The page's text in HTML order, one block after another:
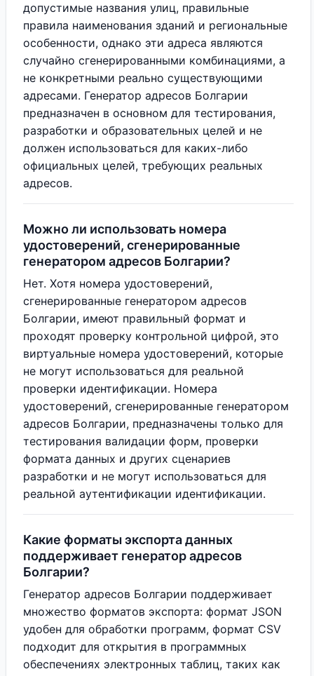
допустимые названия улиц, правильные
правила наименования зданий и региональные
особенности, однако эти адреса являются
случайно сгенерированными комбинациями, а
не конкретными реально существующими
адресами. Генератор адресов Болгарии
предназначен в основном для тестирования,
разработки и образовательных целей и не
должен использоваться для каких-либо
официальных целей, требующих реальных
адресов.
Можно ли использовать номера
удостоверений, сгенерированные
генератором адресов Болгарии?
Нет. Хотя номера удостоверений,
сгенерированные генератором адресов
Болгарии, имеют правильный формат и
проходят проверку контрольной цифрой, это
виртуальные номера удостоверений, которые
не могут использоваться для реальной
проверки идентификации. Номера
удостоверений, сгенерированные генератором
адресов Болгарии, предназначены только для
тестирования валидации форм, проверки
формата данных и других сценариев
разработки и не могут использоваться для
реальной аутентификации идентификации.
Какие форматы экспорта данных
поддерживает генератор адресов
Болгарии?
Генератор адресов Болгарии поддерживает
множество форматов экспорта: формат JSON
удобен для обработки программ, формат CSV
подходит для открытия в программных
обеспечениях электронных таблиц, таких как